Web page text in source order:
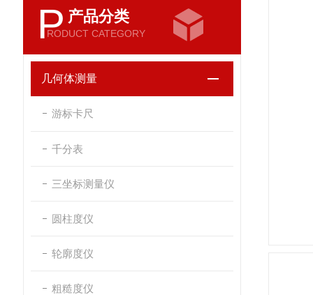
P 产品分类
RODUCT CATEGORY
几何体测量
游标卡尺
千分表
三坐标测量仪
圆柱度仪
轮廓度仪
粗糙度仪